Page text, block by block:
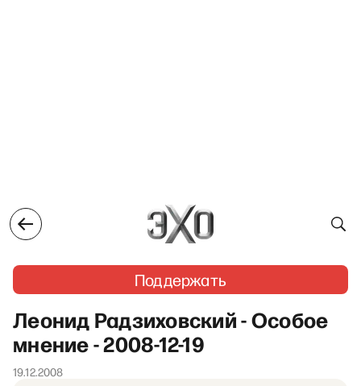
Поддержать
Леонид Радзиховский - Особое
мнение - 2008-12-19
19.12.2008